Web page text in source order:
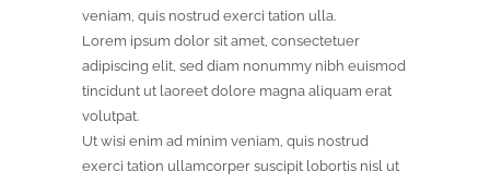
veniam, quis nostrud exerci tation ulla.
Lorem ipsum dolor sit amet, consectetuer
adipiscing elit, sed diam nonummy nibh euismod
tincidunt ut laoreet dolore magna aliquam erat
volutpat.
Ut wisi enim ad minim veniam, quis nostrud
exerci tation ullamcorper suscipit lobortis nisl ut